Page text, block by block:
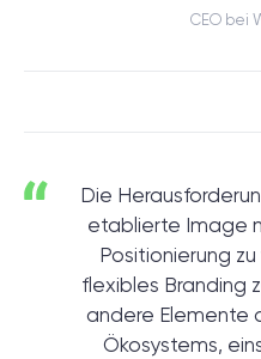
CEO bei
Die
etablierte Image
Positionierung
flexibles Branding
andere Elemente
Ökosystems,